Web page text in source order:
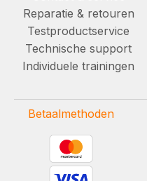
Reparatie & retouren
Testproductservice
Technische support
Individuele trainingen
Betaalmethoden